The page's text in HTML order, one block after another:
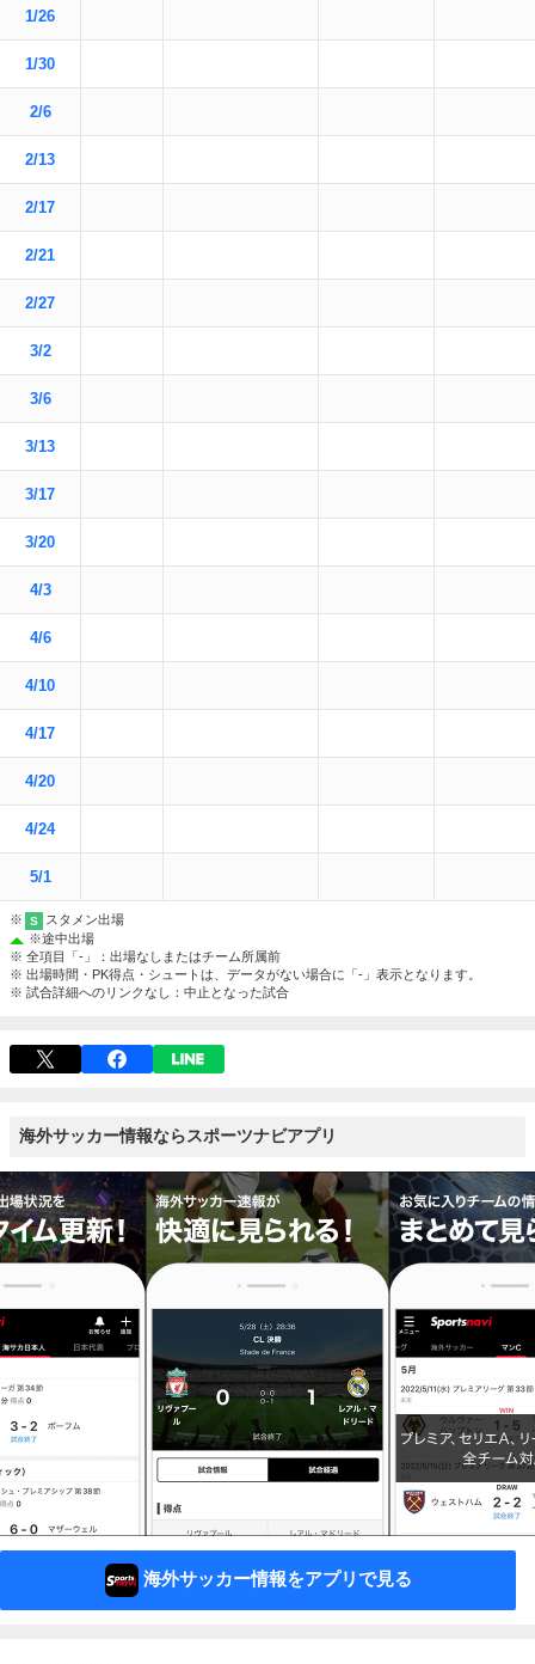
1/26
1/30
2/6
2/13
2/17
2/21
2/27
3/2
3/6
3/13
3/17
3/20
4/3
4/6
4/10
4/17
4/20
4/24
5/1
※ S
スタメン出場
※途中出場
※ 全項目「-」：出場なしまたはチーム所属前
※ 出場時間・PK得点・シュートは、データがない場合に「-」表示となります。
※ 試合詳細へのリンクなし：中止となった試合
海外サッカー情報ならスポーツナビアプリ
海外サッカー情報をアプリで見る